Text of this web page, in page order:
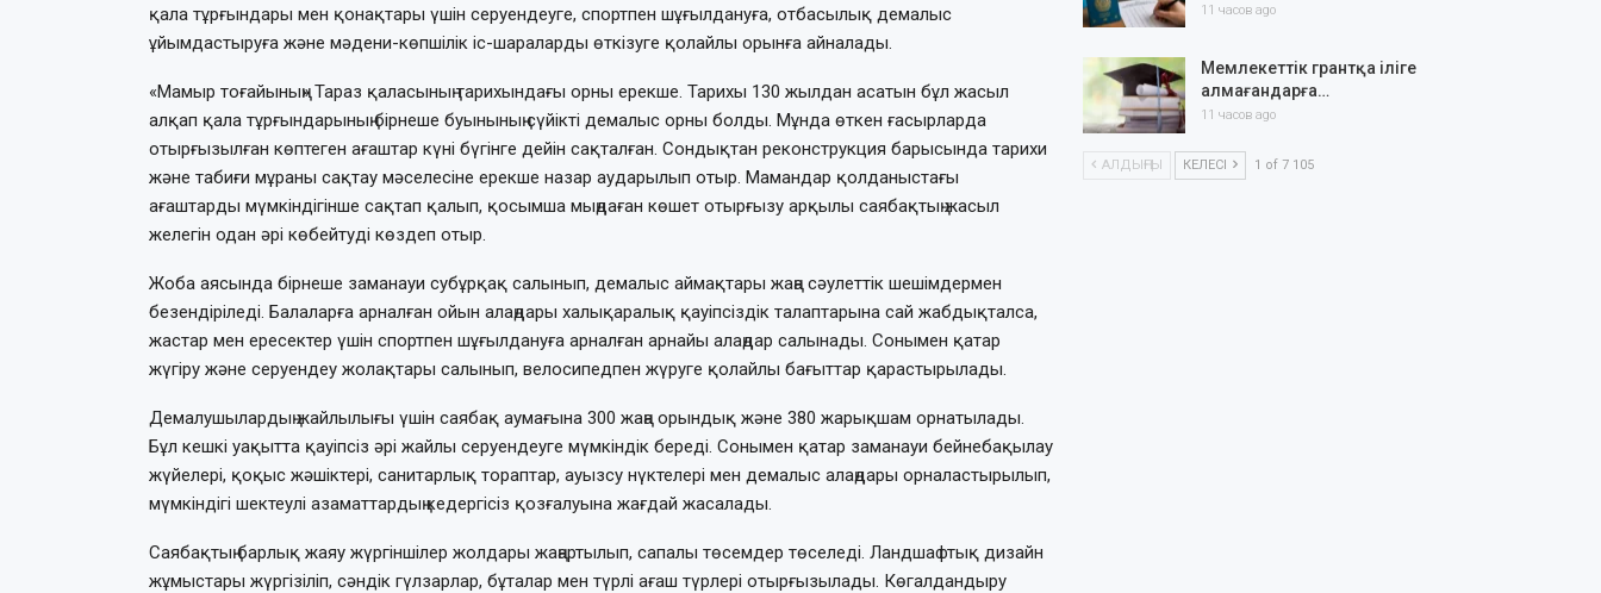
қала тұрғындары мен қонақтары үшін серуендеуге, спортпен шұғылдануға, отбасылық демалыс
ұйымдастыруға және мәдени-көпшілік іс-шараларды өткізуге қолайлы орынға айналады.
«Мамыр тоғайының» Тараз қаласының тарихындағы орны ерекше. Тарихы 130 жылдан асатын бұл жасыл
алқап қала тұрғындарының бірнеше буынының сүйікті демалыс орны болды. Мұнда өткен ғасырларда
отырғызылған көптеген ағаштар күні бүгінге дейін сақталған. Сондықтан реконструкция барысында тарихи
және табиғи мұраны сақтау мәселесіне ерекше назар аударылып отыр. Мамандар қолданыстағы
ағаштарды мүмкіндігінше сақтап қалып, қосымша мыңдаған көшет отырғызу арқылы саябақтың жасыл
желегін одан әрі көбейтуді көздеп отыр.
Жоба аясында бірнеше заманауи субұрқақ салынып, демалыс аймақтары жаңа сәулеттік шешімдермен
безендіріледі. Балаларға арналған ойын алаңдары халықаралық қауіпсіздік талаптарына сай жабдықталса,
жастар мен ересектер үшін спортпен шұғылдануға арналған арнайы алаңдар салынады. Сонымен қатар
жүгіру және серуендеу жолақтары салынып, велосипедпен жүруге қолайлы бағыттар қарастырылады.
Демалушылардың жайлылығы үшін саябақ аумағына 300 жаңа орындық және 380 жарықшам орнатылады.
Бұл кешкі уақытта қауіпсіз әрі жайлы серуендеуге мүмкіндік береді. Сонымен қатар заманауи бейнебақылау
жүйелері, қоқыс жәшіктері, санитарлық тораптар, ауызсу нүктелері мен демалыс алаңдары орналастырылып,
мүмкіндігі шектеулі азаматтардың кедергісіз қозғалуына жағдай жасалады.
Саябақтың барлық жаяу жүргіншілер жолдары жаңартылып, сапалы төсемдер төселеді. Ландшафтық дизайн
жұмыстары жүргізіліп, сәндік гүлзарлар, бұталар мен түрлі ағаш түрлері отырғызылады. Көгалдандыру
11 часов ago
Мемлекеттік грантқа іліге
алмағандарға…
11 часов ago
АЛДЫҢҒЫ КЕЛЕСІ 1 of 7 105